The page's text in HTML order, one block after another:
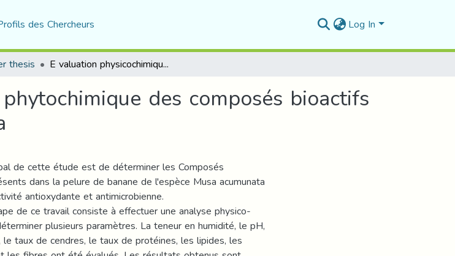
des Chercheurs Log In
thesis E valuation physicochimique Et phytochimique des composés bioactifs des déchets de Musa acuminata
des composés bioactifs
de cette étude est de déterminer les Composés
dans la pelure de banane de l'espèce Musa acumunata
antioxydante et antimicrobienne.
de ce travail consiste à effectuer une analyse physico-
plusieurs paramètres. La teneur en humidité, le pH,
taux de cendres, le taux de protéines, les lipides, les